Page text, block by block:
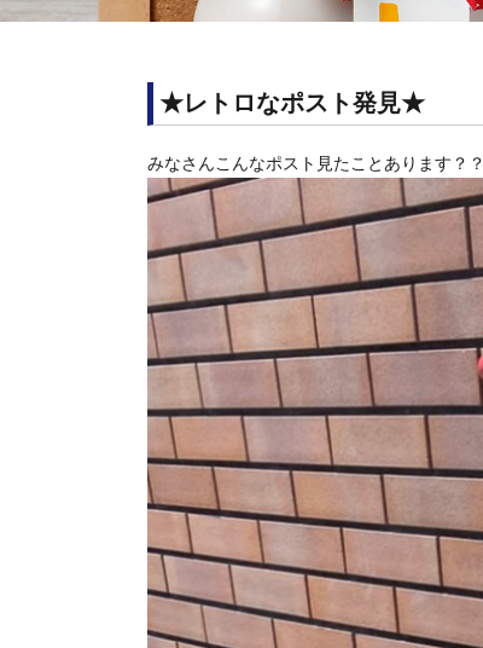
★レトロなポスト発見★
みなさんこんなポスト見たことあります？？